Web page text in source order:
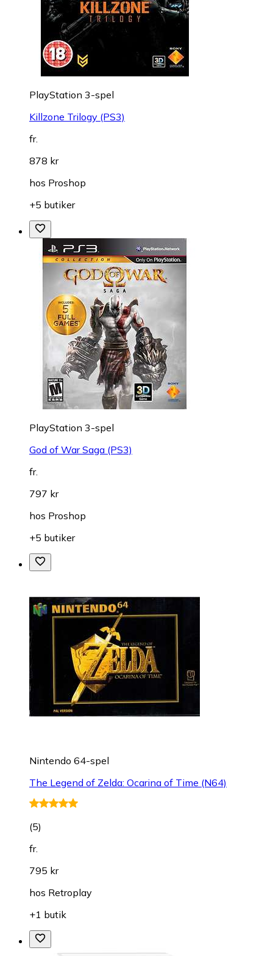
PlayStation 3-spel
Killzone Trilogy (PS3)
fr.
878 kr
hos Proshop
+5 butiker
PlayStation 3-spel
God of War Saga (PS3)
fr.
797 kr
hos Proshop
+5 butiker
Nintendo 64-spel
The Legend of Zelda: Ocarina of Time (N64)
(5)
fr.
795 kr
hos Retroplay
+1 butik